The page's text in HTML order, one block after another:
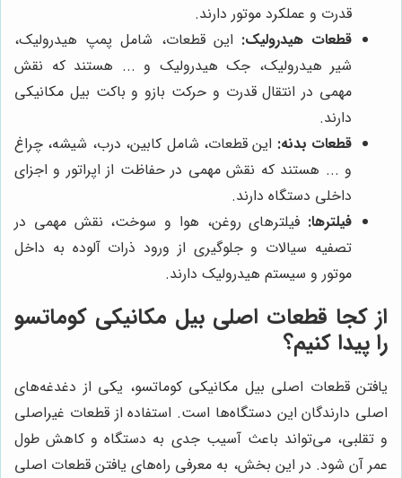
قدرت و عملکرد موتور دارند.
قطعات هیدرولیک: این قطعات، شامل پمپ هیدرولیک،
شیر هیدرولیک، جک هیدرولیک و ... هستند که نقش
مهمی در انتقال قدرت و حرکت بازو و باکت بیل مکانیکی
دارند.
قطعات بدنه: این قطعات، شامل کابین، درب، شیشه، چراغ
و ... هستند که نقش مهمی در حفاظت از اپراتور و اجزای
داخلی دستگاه دارند.
فیلترها: فیلترهای روغن، هوا و سوخت، نقش مهمی در
تصفیه سیالات و جلوگیری از ورود ذرات آلوده به داخل
موتور و سیستم هیدرولیک دارند.
از کجا قطعات اصلی بیل مکانیکی کوماتسو
را پیدا کنیم؟
یافتن قطعات اصلی بیل مکانیکی کوماتسو، یکی از دغدغه‌های
اصلی دارندگان این دستگاه‌ها است. استفاده از قطعات غیراصلی
و تقلبی، می‌تواند باعث آسیب جدی به دستگاه و کاهش طول
عمر آن شود. در این بخش، به معرفی راه‌های یافتن قطعات اصلی